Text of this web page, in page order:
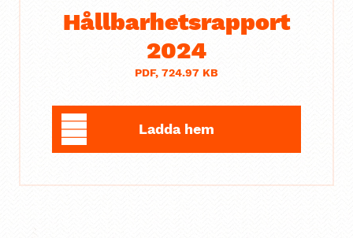
Hållbarhetsrapport
2024
PDF, 724.97 KB
Ladda hem